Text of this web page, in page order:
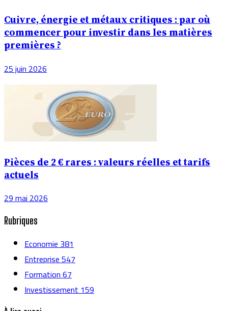
Cuivre, énergie et métaux critiques : par où
commencer pour investir dans les matières
premières ?
25 juin 2026
Pièces de 2 € rares : valeurs réelles et tarifs
actuels
29 mai 2026
Rubriques
Economie381
Entreprise547
Formation67
Investissement159